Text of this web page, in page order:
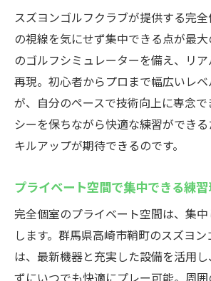
スズヨンゴルフクラブが提供する完
の視線を気にせず集中できる点が最
のゴルフシミュレーターを備え、リ
再現。初心者からプロまで幅広いレ
が、自分のペースで技術向上に専念
シーを保ちながら快適な練習ができ
キルアップが期待できるのです。
プライベート空間で集中できる練
完全個室のプライベート空間は、集
します。群馬県高崎市鞘町のスズヨ
は、最新機器と充実した設備を活用
ずにいつでも快適にプレー可能。周